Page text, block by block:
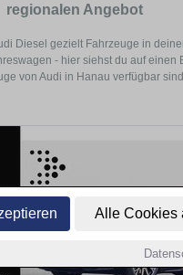
Alle Cookies
regionalen Angebot
Diesel gezielt Fahrzeuge in
- hier siehst du auf einen
von Audi in Hanau verfügbar sind.